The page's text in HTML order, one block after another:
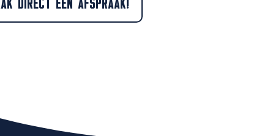
DIRECT EEN AFSPRAAK!